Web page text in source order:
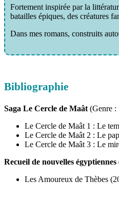
Fortement inspirée par la
batailles épiques, des créatures
Dans mes romans, construits
Bibliographie
Saga Le Cercle de Maât (Genre :
Le Cercle de Maât 1 : Le
Le Cercle de Maât 2 : Le
Le Cercle de Maât 3 : Le
Recueil de nouvelles égyptiennes
Les Amoureux de Thèbes